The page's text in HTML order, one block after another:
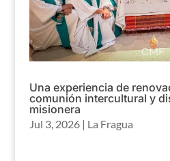
Una experiencia de
comunión intercultural y
misionera
Jul 3, 2026| La Fragua